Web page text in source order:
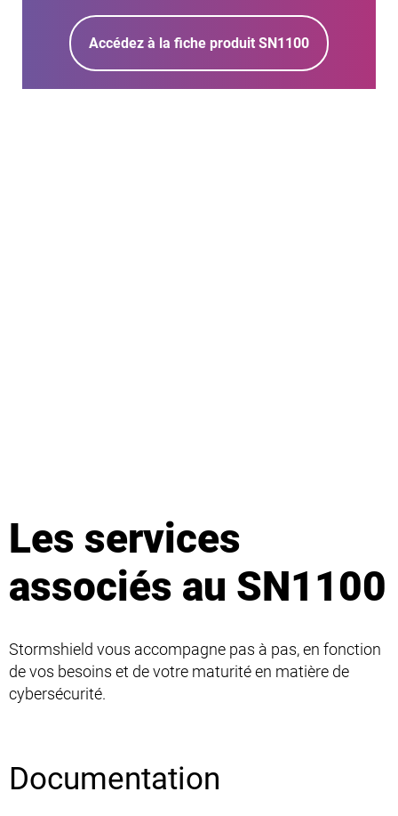
Accédez à la fiche produit SN1100
Les services
associés au SN1100
Stormshield vous accompagne pas à pas, en fonction
de vos besoins et de votre maturité en matière de
cybersécurité.
Documentation